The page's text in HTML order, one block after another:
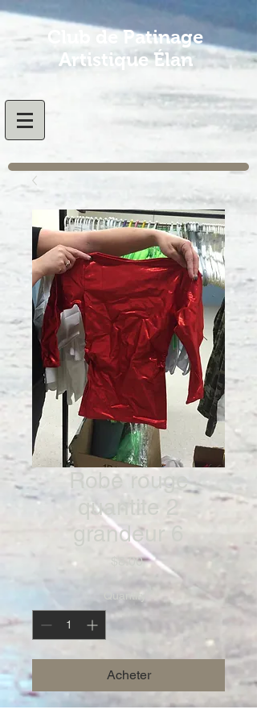
Club de Patinage
Artistique Élan
Robe rouge
quantite 2
grandeur 6
$8.00Price
Quantity
Acheter